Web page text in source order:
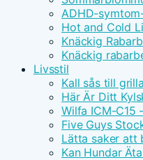
ADHD-
Hot and Cold
Knäckig
Knäckig
Livsstil
Kall sås till
Här Är Ditt
Wilfa ICM-C15
Five Guys
Lätta saker att
Kan Hundar